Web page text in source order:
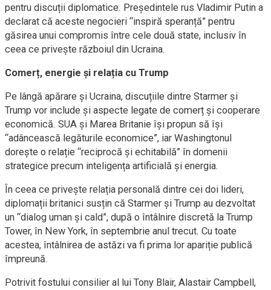
pentru discuții diplomatice. Președintele rus Vladimir Putin a
declarat că aceste negocieri “inspiră speranță” pentru
găsirea unui compromis între cele două state, inclusiv în
ceea ce privește războiul din Ucraina.
Comerț, energie și relația cu Trump
Pe lângă apărare și Ucraina, discuțiile dintre Starmer și
Trump vor include și aspecte legate de comerț și cooperare
economică. SUA și Marea Britanie își propun să își
“adâncească legăturile economice”, iar Washingtonul
dorește o relație “reciprocă și echitabilă” în domenii
strategice precum inteligența artificială și energia.
În ceea ce privește relația personală dintre cei doi lideri,
diplomații britanici susțin că Starmer și Trump au dezvoltat
un “dialog uman și cald”, după o întâlnire discretă la Trump
Tower, în New York, în septembrie anul trecut. Cu toate
acestea, întâlnirea de astăzi va fi prima lor apariție publică
împreună.
Potrivit fostului consilier al lui Tony Blair, Alastair Campbell,